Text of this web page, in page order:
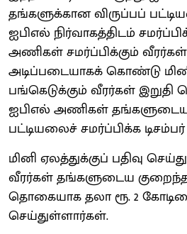
தங்களுக்கான விருப்பப்
ஐபிஎல் நிர்வாகத்திடம்
அணிகள் சமர்ப்பிக்கும்
அடிப்படையாகக் கொண்டு
பங்கெடுக்கும் வீரர்கள் இறுதி
ஐபிஎல் அணிகள் தங்களுடைய
பட்டியலைச் சமர்ப்பிக்க
மினி ஏலத்துக்குப் பதிவு
வீரர்கள் தங்களுடைய
தொகையாக தலா ரூ. 2
செய்துள்ளார்கள்.